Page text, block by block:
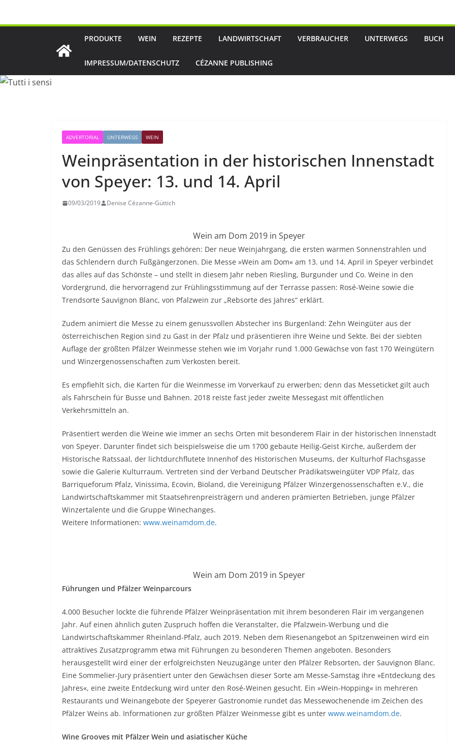
PRODUKTE WEIN REZEPTE LANDWIRTSCHAFT VERBRAUCHER UNTERWEGS BUCH
IMPRESSUM/DATENSCHUTZ CÉZANNE PUBLISHING
ADVERTORIAL UNTERWEGS WEIN
Weinpräsentation in der historischen Innenstadt
von Speyer: 13. und 14. April
09/03/2019 Denise Cézanne-Güttich
Wein am Dom 2019 in Speyer
Zu den Genüssen des Frühlings gehören: Der neue Weinjahrgang, die ersten warmen Sonnenstrahlen und
das Schlendern durch Fußgängerzonen. Die Messe »Wein am Dom« am 13. und 14. April in Speyer verbindet
das alles auf das Schönste – und stellt in diesem Jahr neben Riesling, Burgunder und Co. Weine in den
Vordergrund, die hervorragend zur Frühlingsstimmung auf der Terrasse passen: Rosé-Weine sowie die
Trendsorte Sauvignon Blanc, von Pfalzwein zur „Rebsorte des Jahres“ erklärt.
Zudem animiert die Messe zu einem genussvollen Abstecher ins Burgenland: Zehn Weingüter aus der
österreichischen Region sind zu Gast in der Pfalz und präsentieren ihre Weine und Sekte. Bei der siebten
Auflage der größten Pfälzer Weinmesse stehen wie im Vorjahr rund 1.000 Gewächse von fast 170 Weingütern
und Winzergenossenschaften zum Verkosten bereit.
Es empfiehlt sich, die Karten für die Weinmesse im Vorverkauf zu erwerben; denn das Messeticket gilt auch
als Fahrschein für Busse und Bahnen. 2018 reiste fast jeder zweite Messegast mit öffentlichen
Verkehrsmitteln an.
Präsentiert werden die Weine wie immer an sechs Orten mit besonderem Flair in der historischen Innenstadt
von Speyer. Darunter findet sich beispielsweise die um 1700 gebaute Heilig-Geist Kirche, außerdem der
Historische Ratssaal, der lichtdurchflutete Innenhof des Historischen Museums, der Kulturhof Flachsgasse
sowie die Galerie Kulturraum. Vertreten sind der Verband Deutscher Prädikatsweingüter VDP Pfalz, das
Barriqueforum Pfalz, Vinissima, Ecovin, Bioland, die Vereinigung Pfälzer Winzergenossenschaften e.V., die
Landwirtschaftskammer mit Staatsehrenpreisträgern und anderen prämierten Betrieben, junge Pfälzer
Winzertalente und die Gruppe Winechanges.
Weitere Informationen: www.weinamdom.de.
Wein am Dom 2019 in Speyer
Führungen und Pfälzer Weinparcours
4.000 Besucher lockte die führende Pfälzer Weinpräsentation mit ihrem besonderen Flair im vergangenen
Jahr. Auf einen ähnlich guten Zuspruch hoffen die Veranstalter, die Pfalzwein-Werbung und die
Landwirtschaftskammer Rheinland-Pfalz, auch 2019. Neben dem Riesenangebot an Spitzenweinen wird ein
attraktives Zusatzprogramm etwa mit Führungen zu besonderen Themen angeboten. Besonders
herausgestellt wird einer der erfolgreichsten Neuzugänge unter den Pfälzer Rebsorten, der Sauvignon Blanc.
Eine Sommelier-Jury präsentiert unter den Gewächsen dieser Sorte am Messe-Samstag ihre »Entdeckung des
Jahres«, eine zweite Entdeckung wird unter den Rosé-Weinen gesucht. Ein »Wein-Hopping« in mehreren
Restaurants und Weinangebote der Speyerer Gastronomie rundet das Messewochenende im Zeichen des
Pfälzer Weins ab. Informationen zur größten Pfälzer Weinmesse gibt es unter www.weinamdom.de.
Wine Grooves mit Pfälzer Wein und asiatischer Küche